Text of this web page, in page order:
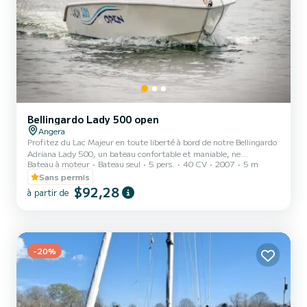
Bellingardo Lady 500 open
Angera
Profitez du Lac Majeur en toute liberté à bord de notre Bellingardo
Adriana Lady 500, un bateau confortable et maniable, ne
nécessitant pas de permis bateau. Idéal pour les familles et les
groupes jusqu'à 5 personnes. Départ de Nautica Tognoli, Angera.
Carburant non inclus
Bateau à moteur Bateau seul 5 pers. 40 CV 2007
5 m
Sans permis
à partir de $92,28
-20%